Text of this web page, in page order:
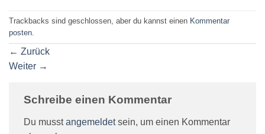
Trackbacks sind geschlossen, aber du kannst einen Kommentar
posten
← Zurück
Weiter →
Schreibe einen Kommentar
Du musstangemeldetsein, um einen Kommentar